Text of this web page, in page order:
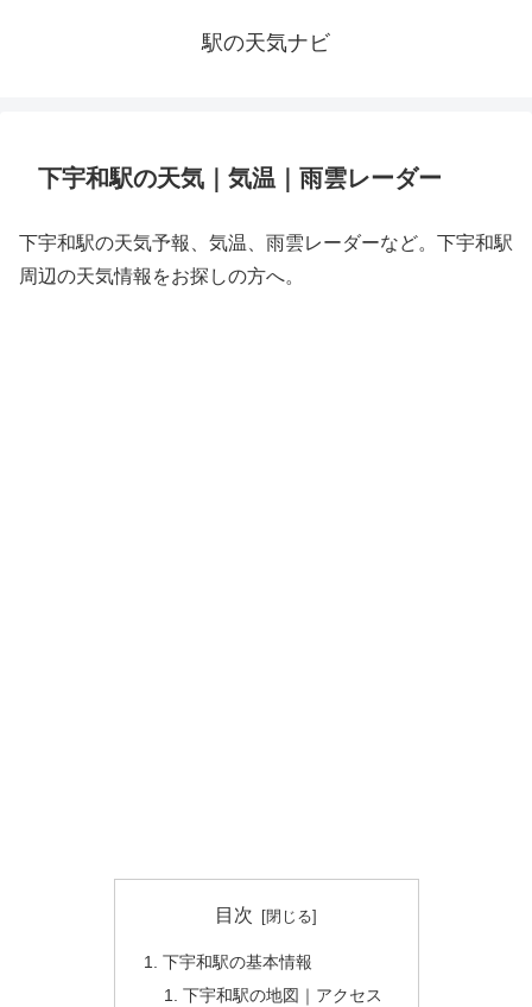
駅の天気ナビ
下宇和駅の天気｜気温｜雨雲レーダー
下宇和駅の天気予報、気温、雨雲レーダーなど。下宇和駅
周辺の天気情報をお探しの方へ。
目次
下宇和駅の基本情報
下宇和駅の地図｜アクセス